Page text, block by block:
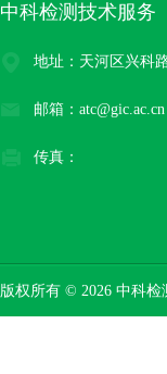
中科检测技术服务
地址：天河区兴科
邮箱：atc@gic.ac.cn
传真：
版权所有 © 2026 中科检